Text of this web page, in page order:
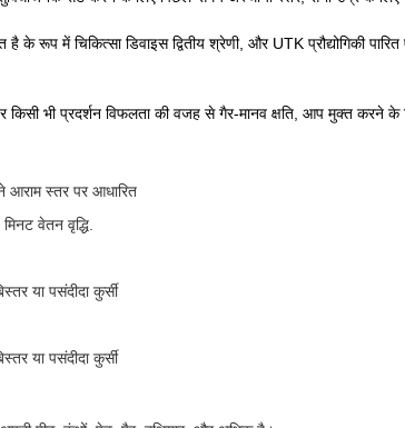
में चिकित्सा डिवाइस द्वितीय श्रेणी, और UTK प्रौद्योगिकी पारित
भी प्रदर्शन विफलता की वजह से गैर-मानव क्षति, आप मुक्त करने के
आराम स्तर पर आधारित
वेतन वृद्धि.
या पसंदीदा कुर्सी
या पसंदीदा कुर्सी